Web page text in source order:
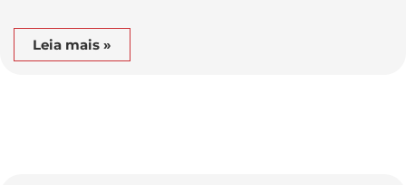
Leia mais »